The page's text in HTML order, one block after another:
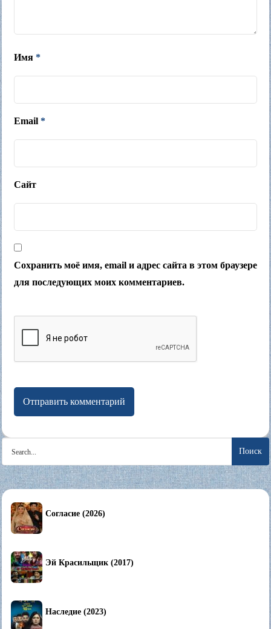
Имя *
Email *
Сайт
Сохранить моё имя, email и адрес сайта в этом браузере
для последующих моих комментариев.
Search
for:
Согласие (2026)
Эй Красильщик (2017)
Наследие (2023)